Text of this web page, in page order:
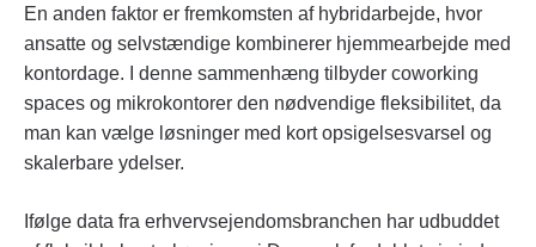
En anden faktor er fremkomsten af hybridarbejde, hvor
ansatte og selvstændige kombinerer hjemmearbejde med
kontordage. I denne sammenhæng tilbyder coworking
spaces og mikrokontorer den nødvendige fleksibilitet, da
man kan vælge løsninger med kort opsigelsesvarsel og
skalerbare ydelser.
Ifølge data fra erhvervsejendomsbranchen har udbuddet